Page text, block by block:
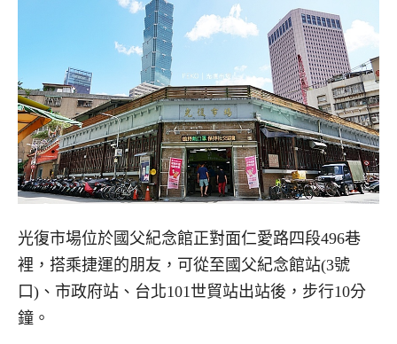
光復市場位於國父紀念館正對面仁愛路四段496巷
裡，搭乘捷運的朋友，可從至國父紀念館站(3號
口)、市政府站、台北101世貿站出站後，步行10分
鐘。